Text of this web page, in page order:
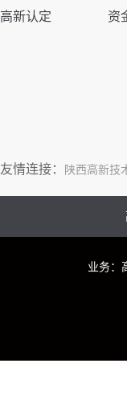
高新认定 资
友情连接： 陕西高新技
业务：